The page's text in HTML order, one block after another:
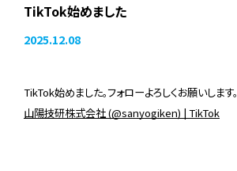
TikTok始めました
2025.12.08
TikTok始めました。フォローよろしくお願いします。
山陽技研株式会社 (@sanyogiken) | TikTok